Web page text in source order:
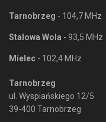
Tarnobrzeg - 104,7 MHz
Stalowa Wola - 93,5 MHz
Mielec - 102,4 MHz
Tarnobrzeg
ul. Wyspiańskiego 12/5
39-400 Tarnobrzeg